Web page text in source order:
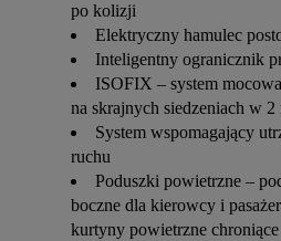
po kolizji
Elektryczny hamulec
Inteligentny ogranicznik
ISOFIX – system
na skrajnych siedzeniach w 2
System wspomagający
ruchu
Poduszki powietrzne –
boczne dla kierowcy i
kurtyny powietrzne